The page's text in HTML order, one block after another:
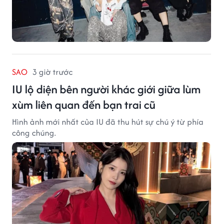
SAO 3 giờ trước
IU lộ diện bên người khác giới giữa lùm
xùm liên quan đến bạn trai cũ
Hình ảnh mới nhất của IU đã thu hút sự chú ý từ phía
công chúng.